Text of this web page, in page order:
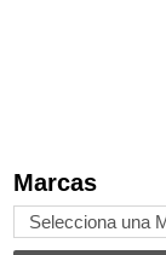
Marcas